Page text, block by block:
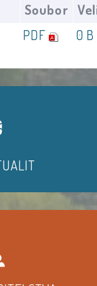
Soubor
PDF 0 B